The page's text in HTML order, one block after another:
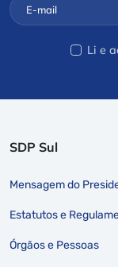
Li e
SDP Sul
Mensagem do
Estatutos e
Órgãos e Pessoas